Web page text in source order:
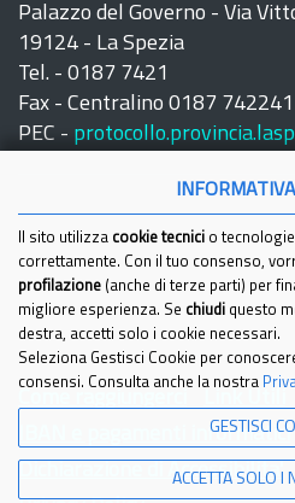
Palazzo del Governo - Via
19124 - La Spezia
Tel. - 0187 7421
Fax - Centralino 0187 742241
PEC -
IBAN e pagamenti informatici
Dichiarazione di Accessibilita'
Il sito utilizza cookie tecnici o
correttamente. Con il tuo consenso,
profilazione (anche di terze parti) per
migliore esperienza. Se chiudi questo
destra, accetti solo i cookie necessari.
Seleziona Gestisci Cookie per
consensi. Consulta anche la nostra
GESTISCI
ACCETTA SOLO I